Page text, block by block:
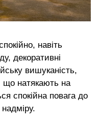
навіть
декоративні
вишуканість,
що натякають на
спокійна повага до